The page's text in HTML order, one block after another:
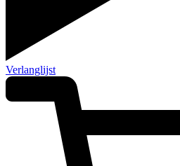
Verlanglijst